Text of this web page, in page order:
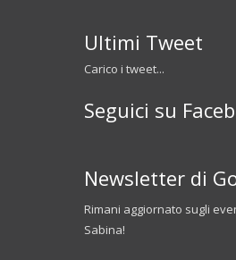
Ultimi Tweet
Carico i tweet...
Seguici su
Newsletter di
Rimani aggiornato sugli
Sabina!